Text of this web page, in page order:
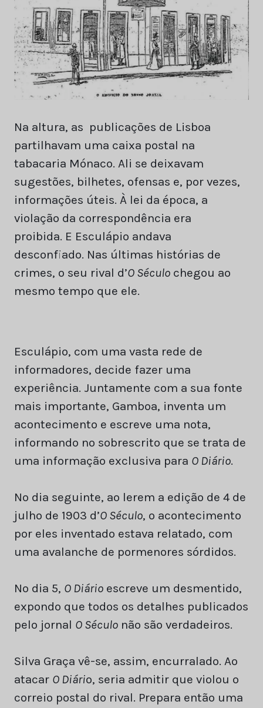
Na altura, as publicações de Lisboa
partilhavam uma caixa postal na
tabacaria Mónaco. Ali se deixavam
sugestões, bilhetes, ofensas e, por vezes,
informações úteis. À lei da época, a
violação da correspondência era
proibida. E Esculápio andava
desconfiado. Nas últimas histórias de
crimes, o seu rival d’O Século chegou ao
mesmo tempo que ele.
Esculápio, com uma vasta rede de
informadores, decide fazer uma
experiência. Juntamente com a sua fonte
mais importante, Gamboa, inventa um
acontecimento e escreve uma nota,
informando no sobrescrito que se trata de
uma informação exclusiva para O Diário.
No dia seguinte, ao lerem a edição de 4 de
julho de 1903 d’O Século, o acontecimento
por eles inventado estava relatado, com
uma avalanche de pormenores sórdidos.
No dia 5, O Diário escreve um desmentido,
expondo que todos os detalhes publicados
pelo jornal O Século não são verdadeiros.
Silva Graça vê-se, assim, encurralado. Ao
atacar O Diário, seria admitir que violou o
correio postal do rival. Prepara então uma